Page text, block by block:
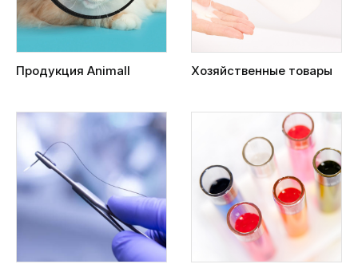
Продукция Animall Хозяйственные товары